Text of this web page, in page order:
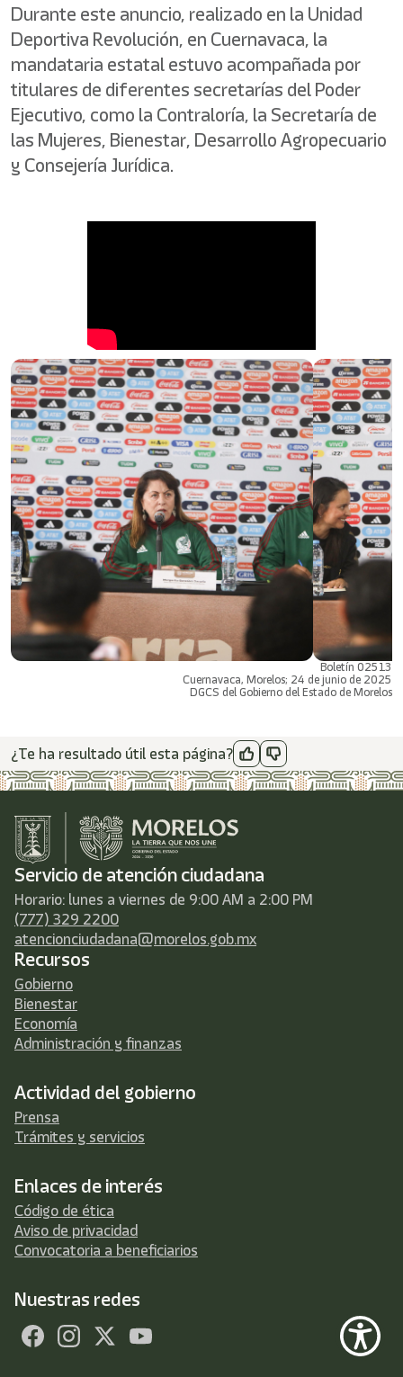
Durante este anuncio, realizado en la Unidad
Deportiva Revolución, en Cuernavaca, la
mandataria estatal estuvo acompañada por
titulares de diferentes secretarías del Poder
Ejecutivo, como la Contraloría, la Secretaría de
las Mujeres, Bienestar, Desarrollo Agropecuario
y Consejería Jurídica.
Boletín 02513
Cuernavaca, Morelos; 24 de junio de 2025
DGCS del Gobierno del Estado de Morelos
¿Te ha resultado útil esta página?
Servicio de atención ciudadana
Horario: lunes a viernes de 9:00 AM a 2:00 PM
(777) 329 2200
atencionciudadana@morelos.gob.mx
Recursos
Gobierno
Bienestar
Economía
Administración y finanzas
Actividad del gobierno
Prensa
Trámites y servicios
Enlaces de interés
Código de ética
Aviso de privacidad
Convocatoria a beneficiarios
Nuestras redes